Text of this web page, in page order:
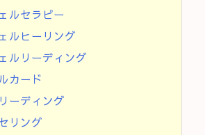
ルセラピー
ルヒーリング
ルリーディング
カード
ーディング
リング